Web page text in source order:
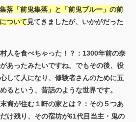
落「前鬼集落」と「前鬼ブルー」の前
ついて見てきましたが、いかがだった
人を食べちゃった！？：1300年前の奈
あったみたいですね。でもその後、役
して人になり、修験者さんのために五
るという、昔話のような世界です。
裔が住む１軒の家とは？：その５つあ
け残り、その宿坊が61代目当主・鬼の